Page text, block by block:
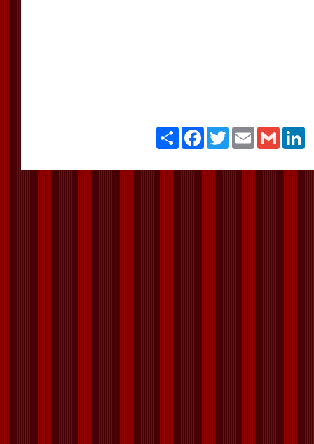
Paylaş FacebookTwitter Email Gmail